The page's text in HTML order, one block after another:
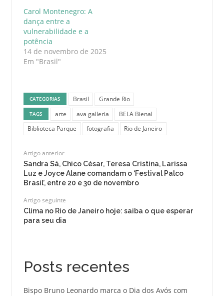
Carol Montenegro: A
dança entre a
vulnerabilidade e a
potência
14 de novembro de 2025
Em "Brasil"
CATEGORIAS Brasil Grande Rio
TAGS arte ava galleria
BELA Bienal
Biblioteca Parque
fotografia Rio de Janeiro
Artigo anterior
Sandra Sá, Chico César, Teresa Cristina, Larissa
Luz e Joyce Alane comandam o ‘Festival Palco
Brasil’, entre 20 e 30 de novembro
Artigo seguinte
Clima no Rio de Janeiro hoje: saiba o que esperar
para seu dia
Posts recentes
Bispo Bruno Leonardo marca o Dia dos Avós com